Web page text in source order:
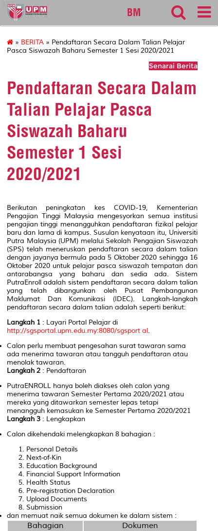
127
BM
» BERITA » Pendaftaran Secara Dalam Talian Pelajar
Pasca Siswazah Baharu Semester 1 Sesi 2020/2021
Senarai Berita
Pendaftaran Secara Dalam
Talian Pelajar Pasca
Siswazah Baharu
Semester 1 Sesi
2020/2021
Berikutan peningkatan kes COVID-19, Kementerian
Pengajian Tinggi Malaysia mengesyorkan semua institusi
pengajian tinggi menangguhkan pendaftaran fizikal pelajar
baru dan lama di kampus. Susulan kenyataan itu, Universiti
Putra Malaysia (UPM) melalui Sekolah Pengajian Siswazah
(SPS) telah meneruskan pendaftaran secara dalam talian
dengan jayanya bermula pada 5 Oktober 2020 sehingga 16
Oktober 2020 untuk pelajar pasca siswazah tempatan dan
antarabangsa yang baharu dan sedia ada. Sistem
PutraEnroll adalah sistem pendaftaran secara dalam talian
yang telah dibangunkan oleh Pusat Pembangunan
Maklumat Dan Komunikasi (IDEC). Langkah-langkah
pendaftaran secara dalam talian adalah seperti berikut:
Langkah 1 : Layari Portal Pelajar di
http://sgsportal.upm.edu.my:8080/sgsport al.
Calon perlu membuat pengesahan surat tawaran sama
ada menerima tawaran atau tangguh pendaftaran atau
menolak tawaran.
Langkah 2 : Pendaftaran
PutraENROLL hanya boleh diakses oleh calon yang
menerima tawaran Semester Pertama 2020/2021 atau
mereka yang ditawarkan semester lepas tetapi
menangguh kemasukan ke Semester Pertama 2020/2021
Langkah 3 : Lengkapkan
Calon dikehendaki melengkapkan 8 bahagian :
Personal Details
Next-of-Kin
Education Background
Financial Support Information
Health Status
Pre-registration Declaration
Upload Documents
Submission
dan memuat naik semua dokumen ke dalam sistem :
Bahagian Dokumen